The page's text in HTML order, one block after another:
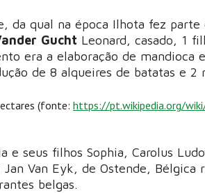
da qual na época Ilhota fez
Gucht Leonard, casado, 1
era a elaboração de mandioca
de 8 alqueires de batatas e 2
(fonte: https://pt.wikipedia.org/
e seus filhos Sophia, Carolus
Van Eyk, de Ostende, Bélgica
belgas.